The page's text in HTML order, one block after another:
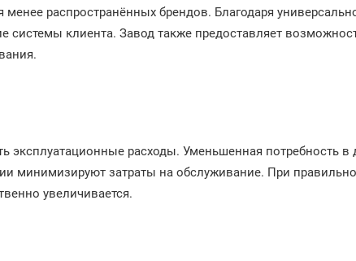
менее распространённых брендов. Благодаря
системы клиента. Завод также предоставляет
эксплуатационные расходы. Уменьшенная потребность
минимизируют затраты на обслуживание. При
увеличивается.